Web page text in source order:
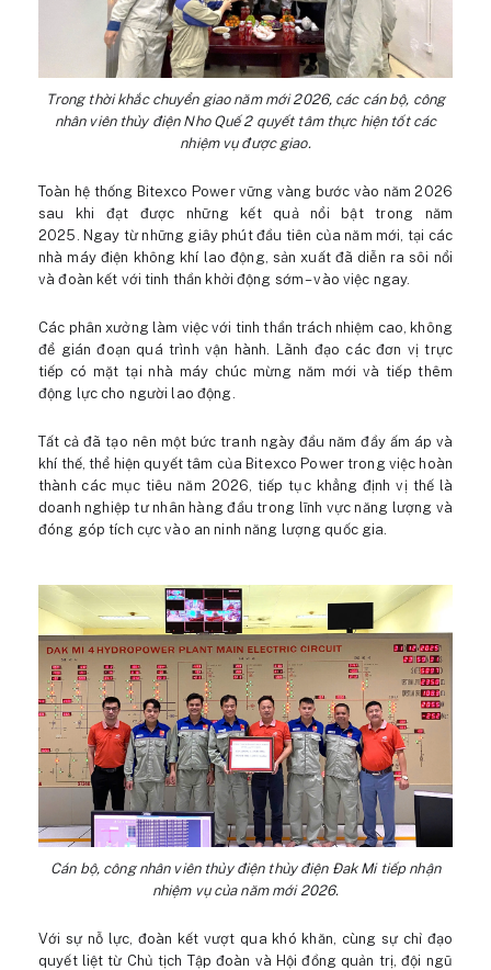
Trong thời khắc chuyển giao năm mới 2026, các cán bộ, công
nhân viên thủy điện Nho Quế 2 quyết tâm thực hiện tốt các
nhiệm vụ được giao.
Toàn hệ thống Bitexco Power vững vàng bước vào năm 2026
sau khi đạt được những kết quả nổi bật trong năm
2025. Ngay từ những giây phút đầu tiên của năm mới, tại các
nhà máy điện không khí lao động, sản xuất đã diễn ra sôi nổi
và đoàn kết với tinh thần khởi động sớm – vào việc ngay.
Các phân xưởng làm việc với tinh thần trách nhiệm cao, không
để gián đoạn quá trình vận hành. Lãnh đạo các đơn vị trực
tiếp có mặt tại nhà máy chúc mừng năm mới và tiếp thêm
động lực cho người lao động.
Tất cả đã tạo nên một bức tranh ngày đầu năm đầy ấm áp và
khí thế, thể hiện quyết tâm của Bitexco Power trong việc hoàn
thành các mục tiêu năm 2026, tiếp tục khẳng định vị thế là
doanh nghiệp tư nhân hàng đầu trong lĩnh vực năng lượng và
đóng góp tích cực vào an ninh năng lượng quốc gia.
Cán bộ, công nhân viên thủy điện thủy điện Đak Mi tiếp nhận
nhiệm vụ của năm mới 2026.
Với sự nỗ lực, đoàn kết vượt qua khó khăn, cùng sự chỉ đạo
quyết liệt từ Chủ tịch Tập đoàn và Hội đồng quản trị, đội ngũ